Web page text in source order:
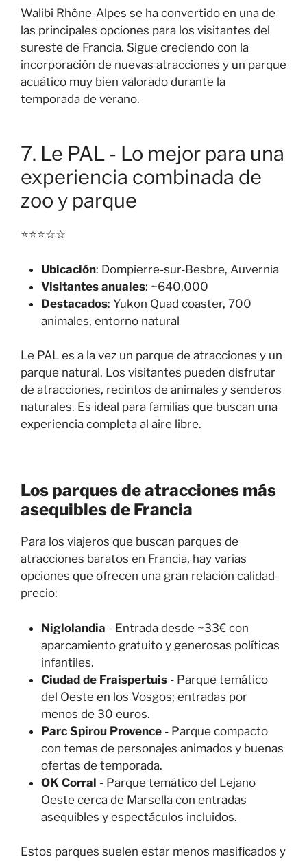
Walibi Rhône-Alpes se ha convertido en una de
las principales opciones para los visitantes del
sureste de Francia. Sigue creciendo con la
incorporación de nuevas atracciones y un parque
acuático muy bien valorado durante la
temporada de verano.
7. Le PAL - Lo mejor para una
experiencia combinada de
zoo y parque
⭐⭐⭐☆☆
Ubicación: Dompierre-sur-Besbre, Auvernia
Visitantes anuales: ~640,000
Destacados: Yukon Quad coaster, 700
animales, entorno natural
Le PAL es a la vez un parque de atracciones y un
parque natural. Los visitantes pueden disfrutar
de atracciones, recintos de animales y senderos
naturales. Es ideal para familias que buscan una
experiencia completa al aire libre.
Los parques de atracciones más
asequibles de Francia
Para los viajeros que buscan parques de
atracciones baratos en Francia, hay varias
opciones que ofrecen una gran relación calidad-
precio:
Niglolandia - Entrada desde ~33€ con
aparcamiento gratuito y generosas políticas
infantiles.
Ciudad de Fraispertuis - Parque temático
del Oeste en los Vosgos; entradas por
menos de 30 euros.
Parc Spirou Provence - Parque compacto
con temas de personajes animados y buenas
ofertas de temporada.
OK Corral - Parque temático del Lejano
Oeste cerca de Marsella con entradas
asequibles y espectáculos incluidos.
Estos parques suelen estar menos masificados y